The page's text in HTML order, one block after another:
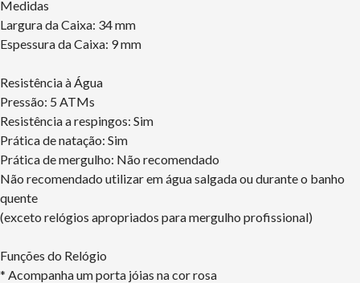
Medidas
Largura da Caixa: 34 mm
Espessura da Caixa: 9 mm
Resistência à Água
Pressão: 5 ATMs
Resistência a respingos: Sim
Prática de natação: Sim
Prática de mergulho: Não recomendado
Não recomendado utilizar em água salgada ou durante o banho
quente
(exceto relógios apropriados para mergulho profissional)
Funções do Relógio
* Acompanha um porta jóias na cor rosa